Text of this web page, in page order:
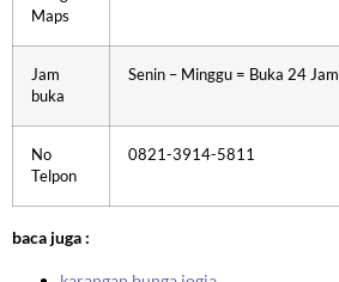
Maps
Jam
buka
Senin – Minggu = Buka 24 Jam
No
Telpon
0821-3914-5811
baca juga :